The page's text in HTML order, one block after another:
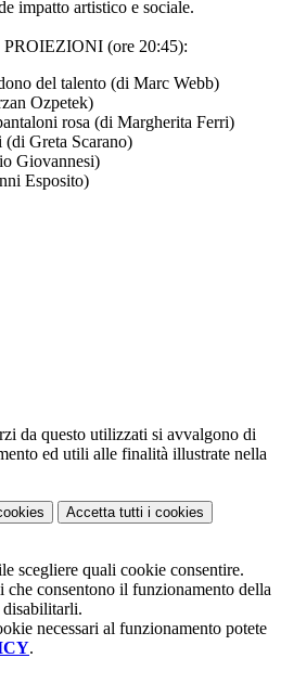
impatto artistico e sociale.
(ore 20:45):
del talento (di Marc Webb)
Ozpetek)
rosa (di Margherita Ferri)
Greta Scarano)
Giovannesi)
Esposito)
da questo utilizzati si avvalgono di
ed utili alle finalità illustrate nella
Accetta tutti i cookies
scegliere quali cookie consentire.
che consentono il funzionamento della
disabilitarli.
necessari al funzionamento potete
.